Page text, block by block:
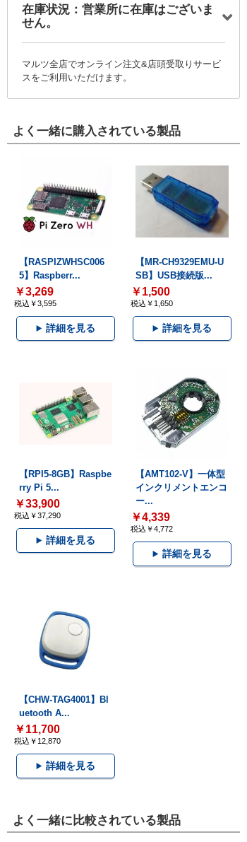
在庫状況：営業所に在庫はございま
せん。
マルツ全店でオンライン注文&店頭受取りサービ
スをご利用いただけます。
よく一緒に購入されている製品
【RASPIZWHSC006
5】Raspberr...
￥3,269
税込￥3,595
詳細を見る
【MR-CH9329EMU-U
SB】USB接続版...
￥1,500
税込￥1,650
詳細を見る
【RPI5-8GB】Raspbe
rry Pi 5...
￥33,900
税込￥37,290
詳細を見る
【AMT102-V】一体型
インクリメントエンコ
ー...
￥4,339
税込￥4,772
詳細を見る
【CHW-TAG4001】Bl
uetooth A...
￥11,700
税込￥12,870
詳細を見る
よく一緒に比較されている製品